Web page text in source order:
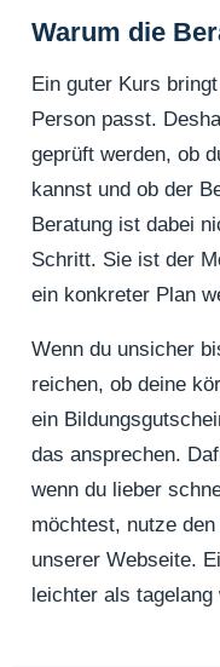
Warum die
Ein guter Kurs
Person passt.
geprüft werden, ob
kannst und ob der
Beratung ist dabei
Schritt. Sie ist der
ein konkreter Plan
Wenn du unsicher
reichen, ob deine
ein
das ansprechen.
wenn du lieber
möchtest, nutze
unserer Webseite.
leichter als